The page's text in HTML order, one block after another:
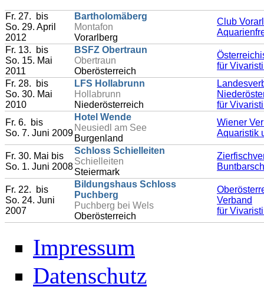
Fr. 27. bis
So. 29. April
2012
Bartholomäberg
Montafon
Vorarlberg
Club
Fr. 13. bis
So. 15. Mai
2011
BSFZ Obertraun
Obertraun
Oberösterreich
für
Fr. 28. bis
So. 30. Mai
2010
LFS Hollabrunn
Hollabrunn
Niederösterreich
für
Fr. 6. bis
So. 7. Juni 2009
Hotel Wende
Neusiedl am See
Burgenland
Wiener
Aquaristik
Fr. 30. Mai bis
So. 1. Juni 2008
Schloss Schielleiten
Schielleiten
Steiermark
Fr. 22. bis
So. 24. Juni
2007
Bildungshaus Schloss
Puchberg
Puchberg bei Wels
Oberösterreich
Verband
für
Impressum
Datenschutz